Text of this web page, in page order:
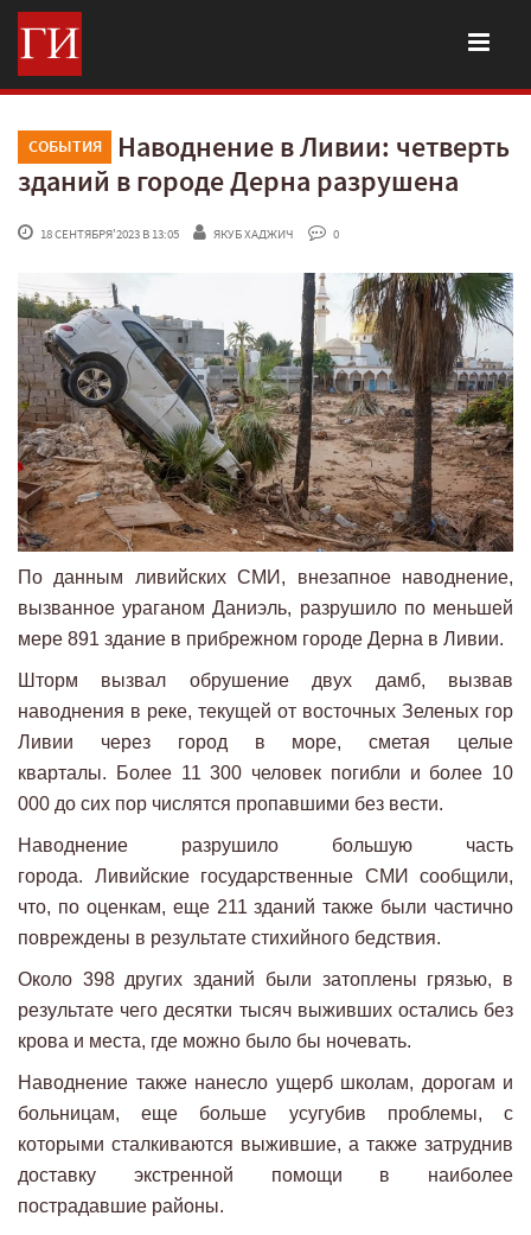
СОБЫТИЯ
Наводнение в Ливии: четверть
зданий в городе Дерна разрушена
18 СЕНТЯБРЯ'2023 В 13:05 ЯКУБ ХАДЖИЧ 0
По данным ливийских СМИ, внезапное наводнение,
вызванное ураганом Даниэль, разрушило по меньшей
мере 891 здание в прибрежном городе Дерна в Ливии.
Шторм вызвал обрушение двух дамб, вызвав
наводнения в реке, текущей от восточных Зеленых гор
Ливии через город в море, сметая целые
кварталы. Более 11 300 человек погибли и более 10
000 до сих пор числятся пропавшими без вести.
Наводнение разрушило большую часть
города. Ливийские государственные СМИ сообщили,
что, по оценкам, еще 211 зданий также были частично
повреждены в результате стихийного бедствия.
Около 398 других зданий были затоплены грязью, в
результате чего десятки тысяч выживших остались без
крова и места, где можно было бы ночевать.
Наводнение также нанесло ущерб школам, дорогам и
больницам, еще больше усугубив проблемы, с
которыми сталкиваются выжившие, а также затруднив
доставку экстренной помощи в наиболее
пострадавшие районы.